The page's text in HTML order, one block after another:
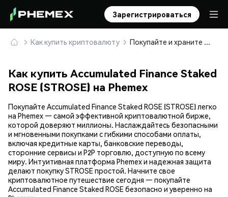
Зарегистрироваться
Как купить криптовалюту Покупайте и храните Accumulated Finance Staked ROSE (STROSE) безопасно
Как купить Accumulated Finance Staked
ROSE (STROSE) на Phemex
Покупайте Accumulated Finance Staked ROSE (STROSE) легко
на Phemex — самой эффективной криптовалютной бирже,
которой доверяют миллионы. Наслаждайтесь безопасными
и мгновенными покупками с гибкими способами оплаты,
включая кредитные карты, банковские переводы,
сторонние сервисы и P2P торговлю, доступную по всему
миру. Интуитивная платформа Phemex и надежная защита
делают покупку STROSE простой. Начните свое
криптовалютное путешествие сегодня — покупайте
Accumulated Finance Staked ROSE безопасно и уверенно на